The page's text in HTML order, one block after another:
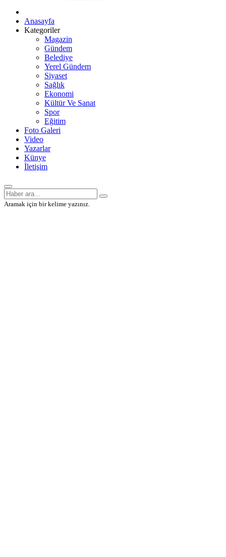
Anasayfa
Kategoriler
Magazin
Gündem
Belediye
Yerel Gündem
Siyaset
Sağlık
Ekonomi
Kültür Ve Sanat
Spor
Eğitim
Foto Galeri
Video
Yazarlar
Künye
İletişim
Aramak için bir kelime yazınız.